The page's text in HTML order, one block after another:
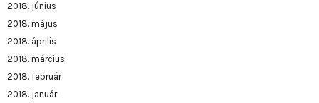
2018. június
2018. május
2018. április
2018. március
2018. február
2018. január